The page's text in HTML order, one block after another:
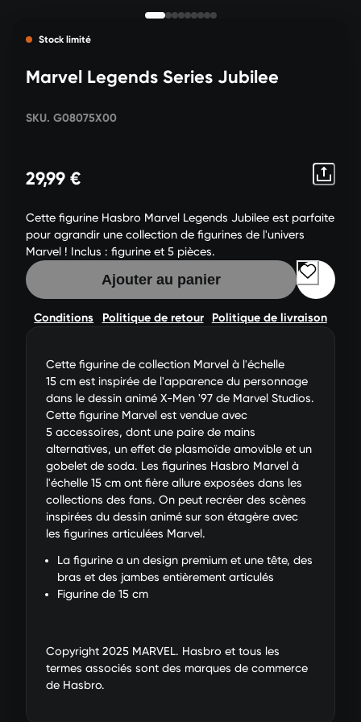
Stock limité
Marvel Legends Series Jubilee
SKU. G08075X00
29,99 €
Cette figurine Hasbro Marvel Legends Jubilee est parfaite
pour agrandir une collection de figurines de l'univers
Marvel ! Inclus : figurine et 5 pièces.
Ajouter au panier
Conditions Politique de retour Politique de livraison
Cette figurine de collection Marvel à l'échelle
15 cm est inspirée de l'apparence du personnage
dans le dessin animé X-Men '97 de Marvel Studios.
Cette figurine Marvel est vendue avec
5 accessoires, dont une paire de mains
alternatives, un effet de plasmoïde amovible et un
gobelet de soda. Les figurines Hasbro Marvel à
l'échelle 15 cm ont fière allure exposées dans les
collections des fans. On peut recréer des scènes
inspirées du dessin animé sur son étagère avec
les figurines articulées Marvel.
La figurine a un design premium et une tête, des
bras et des jambes entièrement articulés
Figurine de 15 cm
Copyright 2025 MARVEL. Hasbro et tous les
termes associés sont des marques de commerce
de Hasbro.